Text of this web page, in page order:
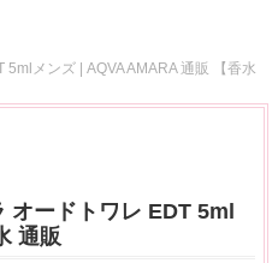
メンズ | AQVA AMARA 通販 【香水
オードトワレ EDT 5ml
通販